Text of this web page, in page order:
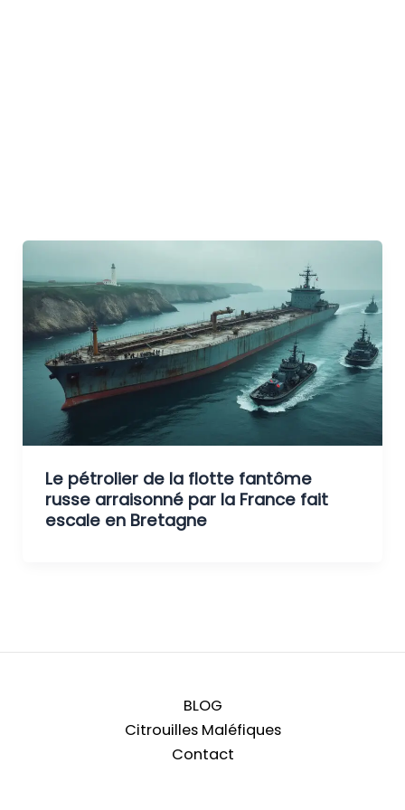
Le pétrolier de la flotte fantôme
russe arraisonné par la France fait
escale en Bretagne
BLOG
Citrouilles Maléfiques
Contact